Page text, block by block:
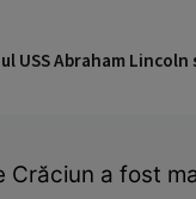
USS Abraham
Crăciun a fost